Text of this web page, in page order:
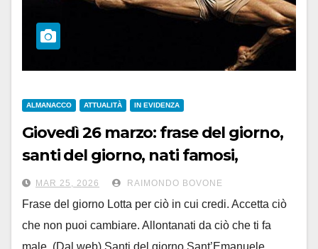
ALMANACCO ATTUALITÀ IN EVIDENZA
Giovedì 26 marzo: frase del giorno,
santi del giorno, nati famosi,
accadde oggi
MAR 25, 2026 RAIMONDO BOVONE
Frase del giorno Lotta per ciò in cui credi. Accetta ciò
che non puoi cambiare. Allontanati da ciò che ti fa
male. (Dal web) Santi del giorno Sant’Emanuele